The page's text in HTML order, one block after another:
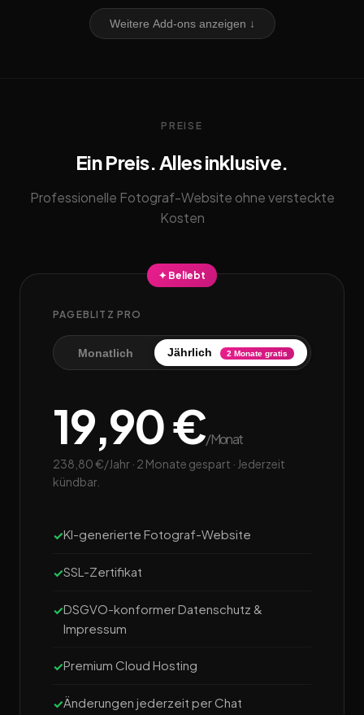
Weitere Add-ons anzeigen ↓
PREISE
Ein Preis. Alles inklusive.
Professionelle Fotograf-Website ohne versteckte
Kosten
✦ Beliebt
PAGEBLITZ PRO
Monatlich Jährlich 2 Monate gratis
19,90 €/Monat
238,80 €/Jahr · 2 Monate gespart · Jederzeit
kündbar.
KI-generierte Fotograf-Website
SSL-Zertifikat
DSGVO-konformer Datenschutz &
Impressum
Premium Cloud Hosting
Änderungen jederzeit per Chat